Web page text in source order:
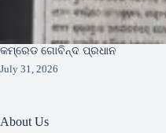
କମ୍ରେଡ ଗୋବିନ୍ଦ ପ୍ରଧାନ
July 31, 2026
About Us